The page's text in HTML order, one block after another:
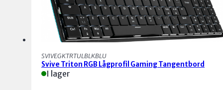
SVIVEGKTRTULBLKBLU
Svive Triton RGB Lågprofil Gaming Tangentbord
I lager